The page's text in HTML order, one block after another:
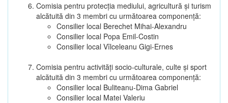
Comisia pentru protecţia mediului, agricultură şi turism
alcătuită din 3 membri cu următoarea componenţă:
Consilier local Berechet Mihai-Alexandru
Consilier local Popa Emil-Costin
Consilier local Vîlceleanu Gigi-Ernes
Comisia pentru activităţi socio-culturale, culte şi sport
alcătuită din 3 membri cu următoarea componenţă:
Consilier local Buliteanu-Dima Gabriel
Consilier local Matei Valeriu